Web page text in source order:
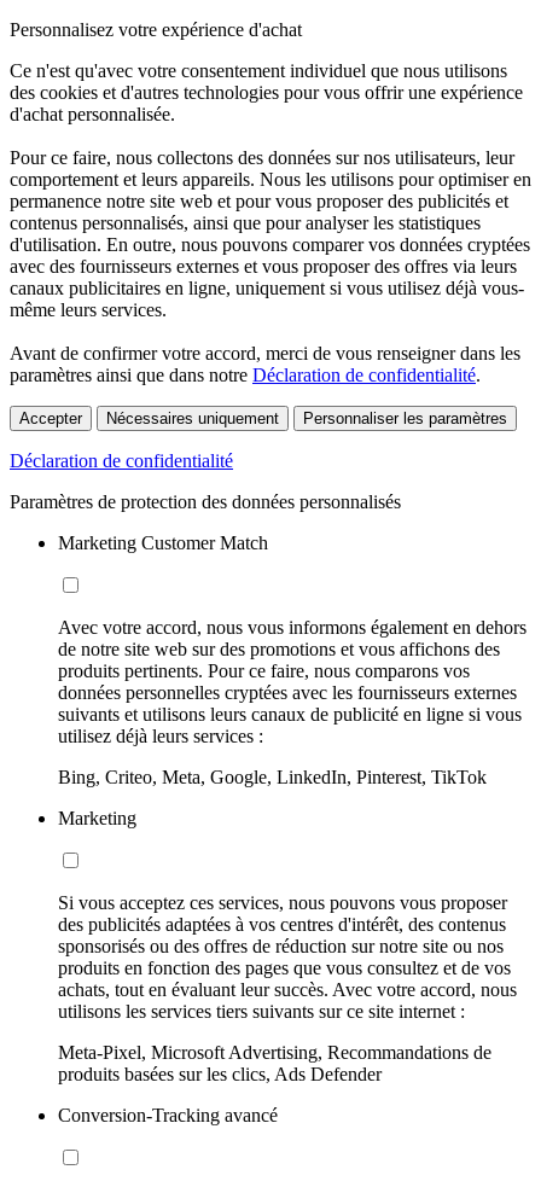
Personnalisez votre expérience d'achat
Ce n'est qu'avec votre consentement individuel que nous utilisons
des cookies et d'autres technologies pour vous offrir une expérience
d'achat personnalisée.
Pour ce faire, nous collectons des données sur nos utilisateurs, leur
comportement et leurs appareils. Nous les utilisons pour optimiser en
permanence notre site web et pour vous proposer des publicités et
contenus personnalisés, ainsi que pour analyser les statistiques
d'utilisation. En outre, nous pouvons comparer vos données cryptées
avec des fournisseurs externes et vous proposer des offres via leurs
canaux publicitaires en ligne, uniquement si vous utilisez déjà vous-
même leurs services.
Avant de confirmer votre accord, merci de vous renseigner dans les
paramètres ainsi que dans notre Déclaration de confidentialité.
Accepter Nécessaires uniquement Personnaliser les paramètres
Déclaration de confidentialité
Paramètres de protection des données personnalisés
Marketing Customer Match
Avec votre accord, nous vous informons également en dehors
de notre site web sur des promotions et vous affichons des
produits pertinents. Pour ce faire, nous comparons vos
données personnelles cryptées avec les fournisseurs externes
suivants et utilisons leurs canaux de publicité en ligne si vous
utilisez déjà leurs services :
Bing, Criteo, Meta, Google, LinkedIn, Pinterest, TikTok
Marketing
Si vous acceptez ces services, nous pouvons vous proposer
des publicités adaptées à vos centres d'intérêt, des contenus
sponsorisés ou des offres de réduction sur notre site ou nos
produits en fonction des pages que vous consultez et de vos
achats, tout en évaluant leur succès. Avec votre accord, nous
utilisons les services tiers suivants sur ce site internet :
Meta-Pixel, Microsoft Advertising, Recommandations de
produits basées sur les clics, Ads Defender
Conversion-Tracking avancé